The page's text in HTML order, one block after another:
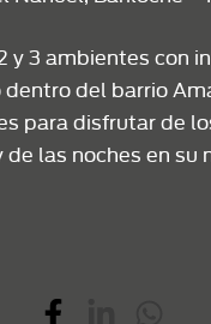
y 3 ambientes con
dentro del barrio
para disfrutar de
de las noches en su